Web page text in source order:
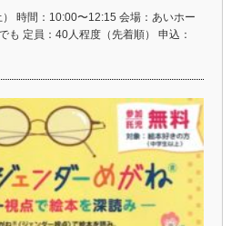
時間：10:00〜12:15 会場：あいホー
も 定員：40人程度（先着順） 申込：